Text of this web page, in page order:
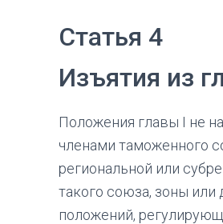
Статья 4
Изъятия из
Положения главы I не
членами таможенного
региональной или
такого союза, зоны или
положений,